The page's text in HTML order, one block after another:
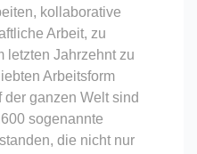
kollaborative
Arbeit, zu
letzten Jahrzehnt zu
Arbeitsform
der ganzen Welt sind
sogenannte
die nicht nur